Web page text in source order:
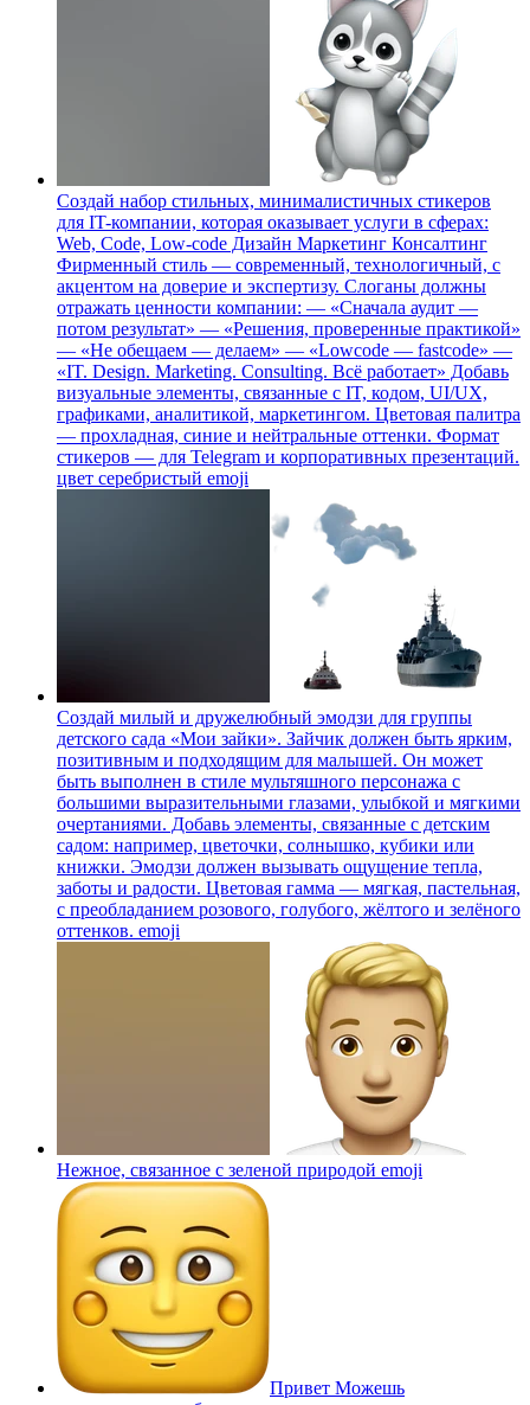
Создай набор стильных, минималистичных стикеров
для IT-компании, которая оказывает услуги в сферах:
Web, Code, Low-code Дизайн Маркетинг Консалтинг
Фирменный стиль — современный, технологичный, с
акцентом на доверие и экспертизу. Слоганы должны
отражать ценности компании: — «Сначала аудит —
потом результат» — «Решения, проверенные практикой»
— «Не обещаем — делаем» — «Lowcode — fastcode» —
«IT. Design. Marketing. Consulting. Всё работает» Добавь
визуальные элементы, связанные с IT, кодом, UI/UX,
графиками, аналитикой, маркетингом. Цветовая палитра
— прохладная, синие и нейтральные оттенки. Формат
стикеров — для Telegram и корпоративных презентаций.
цвет серебристый emoji
Создай милый и дружелюбный эмодзи для группы
детского сада «Мои зайки». Зайчик должен быть ярким,
позитивным и подходящим для малышей. Он может
быть выполнен в стиле мультяшного персонажа с
большими выразительными глазами, улыбкой и мягкими
очертаниями. Добавь элементы, связанные с детским
садом: например, цветочки, солнышко, кубики или
книжки. Эмодзи должен вызывать ощущение тепла,
заботы и радости. Цветовая гамма — мягкая, пастельная,
с преобладанием розового, голубого, жёлтого и зелёного
оттенков. emoji
Нежное, связанное с зеленой природой emoji
Привет Можешь